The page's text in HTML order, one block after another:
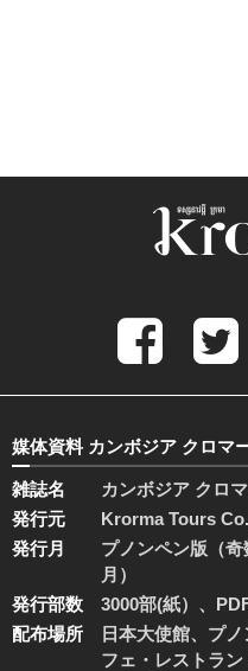
媒体資料 カンボジア クロマ
雑誌名
カンボジア クロ
発行元
Krorma Tours
発行月
プノンペン版（
月）
発行部数
3000部(紙）、
配布場所
日本大使館、プ
フェ・レストラ